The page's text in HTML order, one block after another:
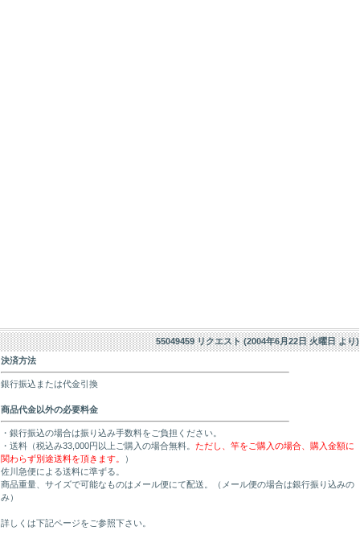
55049459 リクエスト (2004年6月22日 火曜日 より)
決済方法
銀行振込または代金引換
商品代金以外の必要料金
・銀行振込の場合は振り込み手数料をご負担ください。
・送料（税込み33,000円以上ご購入の場合無料。 ただし、竿をご購入の場合、購入金額に
関わらず別途送料を頂きます。
）
佐川急便による送料に準ずる。
商品重量、サイズで可能なものはメール便にて配送。（メール便の場合は銀行振り込みの
み）
詳しくは下記ページをご参照下さい。